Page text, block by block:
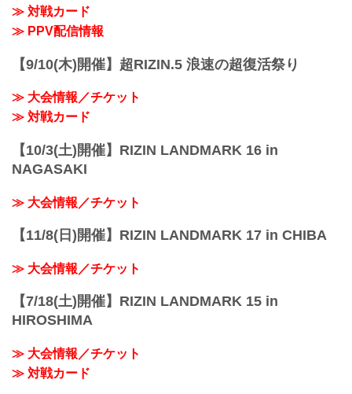
≫ 対戦カード
≫ PPV配信情報
【9/10(木)開催】超RIZIN.5 浪速の超復活祭り
≫ 大会情報／チケット
≫ 対戦カード
【10/3(土)開催】RIZIN LANDMARK 16 in
NAGASAKI
≫ 大会情報／チケット
【11/8(日)開催】RIZIN LANDMARK 17 in CHIBA
≫ 大会情報／チケット
【7/18(土)開催】RIZIN LANDMARK 15 in
HIROSHIMA
≫ 大会情報／チケット
≫ 対戦カード